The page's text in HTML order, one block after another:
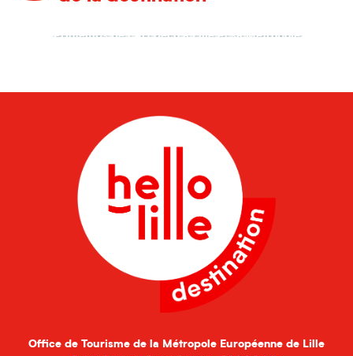
Printemps de l’Art déco à Lille et sa Métropole
Office de Tourisme de la Métropole Européenne de Lille